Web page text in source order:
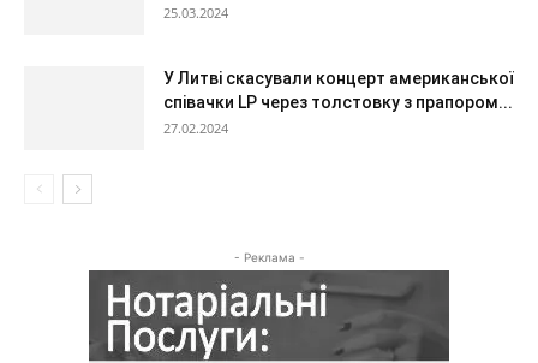
25.03.2024
У Литві скасували концерт американської
співачки LP через толстовку з прапором...
27.02.2024
- Реклама -